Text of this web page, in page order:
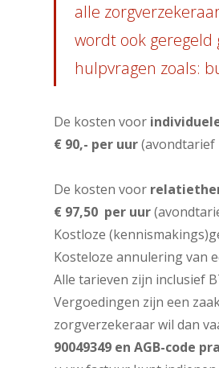
alle
wordt ook
hulpvragen zoals:
De kosten voor
€ 90,- per uur(avondtarief
De kosten voor
€ 97,50 per uur
Kostloze
Kosteloze annulering van
Alle tarieven zijn inclusief
Vergoedingen zijn een
zorgverzekeraar wil dan
90049349 en AGB-code